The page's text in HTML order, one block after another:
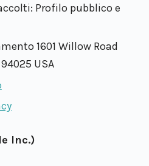
Profilo pubblico e
1601 Willow Road
USA
Inc.)